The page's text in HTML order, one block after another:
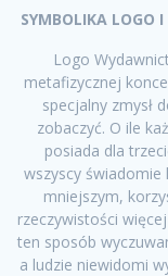
SYMBOLIKA LOGO
Logo
metafizycznej
specjalny zmysł
zobaczyć. O ile
posiada dla
wszyscy
mniejszym,
rzeczywistości
ten sposób
a ludzie niewidomi